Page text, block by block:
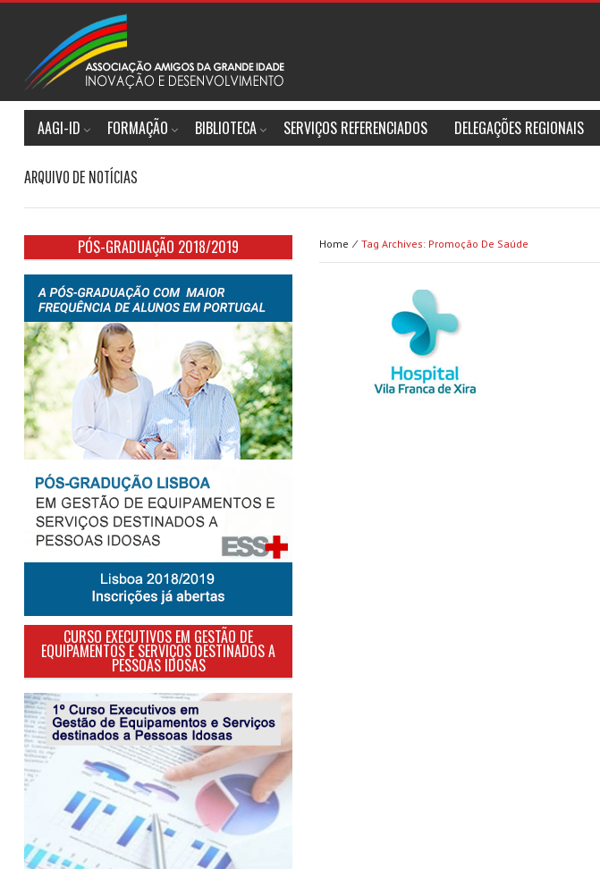
AAGI-ID FORMAÇÃO BIBLIOTECA SERVIÇOS REFERENCIADOS DELEGAÇÕES REGIONAIS
ARQUIVO DE NOTÍCIAS
PÓS-GRADUAÇÃO 2018/2019
CURSO EXECUTIVOS EM GESTÃO DE
EQUIPAMENTOS E SERVIÇOS DESTINADOS A
PESSOAS IDOSAS
Home ⁄ Tag Archives: Promoção De Saúde